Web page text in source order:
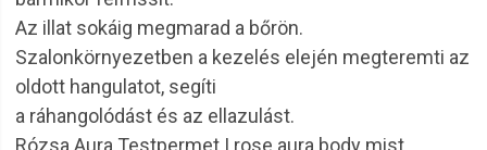
Az illat sokáig megmarad a bőrön.
Szalonkörnyezetben a kezelés elején megteremti az
oldott hangulatot, segíti
a ráhangolódást és az ellazulást.
Rózsa Aura Testpermet I rose aura body mist